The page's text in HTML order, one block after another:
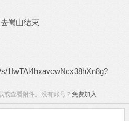
蜀山结束
1IwTAl4hxavcwNcx38hXn8g?
或查看附件。没有账号？ 免费加入